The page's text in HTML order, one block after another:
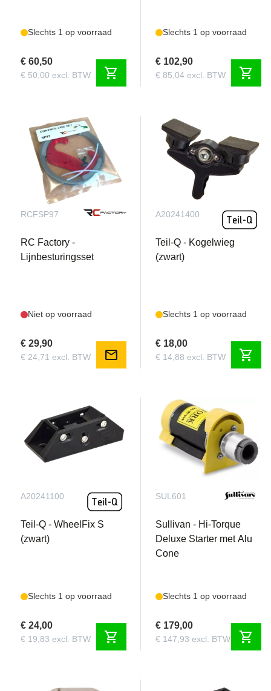
Slechts 1 op voorraad
€ 60,50
€ 50,00 excl. BTW shopping_cart
Slechts 1 op voorraad
€ 102,90
€ 85,04 excl. BTW shopping_cart
RCFSP97
RC Factory -
Lijnbesturingsset
Niet op voorraad
€ 29,90
€ 24,71 excl. BTW mail
A20241400
Teil-Q - Kogelwieg
(zwart)
Slechts 1 op voorraad
€ 18,00
€ 14,88 excl. BTW shopping_cart
A20241100
Teil-Q - WheelFix S
(zwart)
Slechts 1 op voorraad
€ 24,00
€ 19,83 excl. BTW shopping_cart
SUL601
Sullivan - Hi-Torque
Deluxe Starter met Alu
Cone
Slechts 1 op voorraad
€ 179,00
€ 147,93 excl. BTW shopping_cart